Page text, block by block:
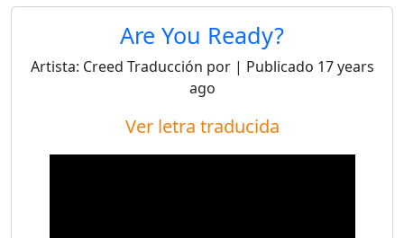
Are You Ready?
Artista: Creed Traducción por | Publicado 17 years
ago
Ver letra traducida